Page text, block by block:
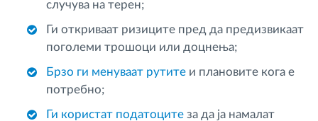
случува на терен;
Ги откриваат ризиците пред да предизвикаат
поголеми трошоци или доцнења;
Брзо ги менуваат рутите и плановите кога е
потребно;
Ги користат податоците за да ја намалат